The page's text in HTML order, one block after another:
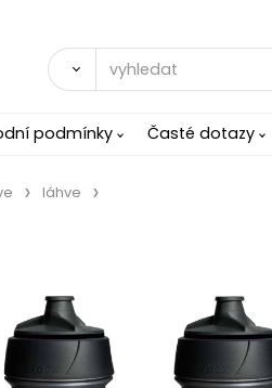
podmínky Časté dotazy
láhve